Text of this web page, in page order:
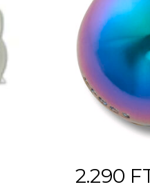
2.290